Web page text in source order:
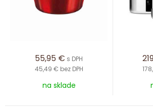
55,95 € s DPH
45,49 € bez DPH
na sklade